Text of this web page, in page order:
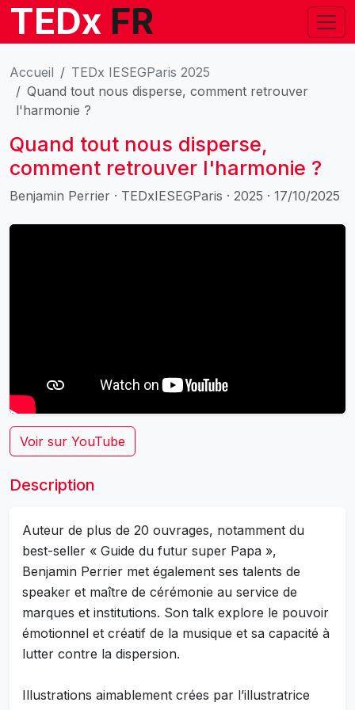
TEDx FR
Accueil
TEDx IESEGParis 2025
Quand tout nous disperse, comment retrouver
l'harmonie ?
Quand tout nous disperse,
comment retrouver l'harmonie ?
Benjamin Perrier · TEDxIESEGParis · 2025 · 17/10/2025
Voir sur YouTube
Description
Auteur de plus de 20 ouvrages, notamment du
best-seller « Guide du futur super Papa »,
Benjamin Perrier met également ses talents de
speaker et maître de cérémonie au service de
marques et institutions. Son talk explore le pouvoir
émotionnel et créatif de la musique et sa capacité à
lutter contre la dispersion.
Illustrations aimablement crées par l’illustratrice